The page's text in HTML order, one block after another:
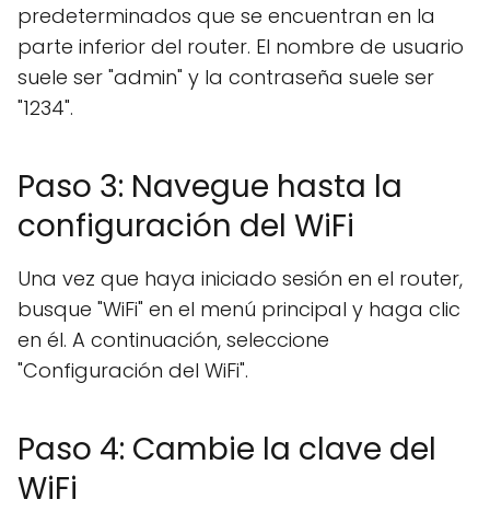
predeterminados que se encuentran en la
parte inferior del router. El nombre de usuario
suele ser "admin" y la contraseña suele ser
"1234".
Paso 3: Navegue hasta la
configuración del WiFi
Una vez que haya iniciado sesión en el router,
busque "WiFi" en el menú principal y haga clic
en él. A continuación, seleccione
"Configuración del WiFi".
Paso 4: Cambie la clave del
WiFi